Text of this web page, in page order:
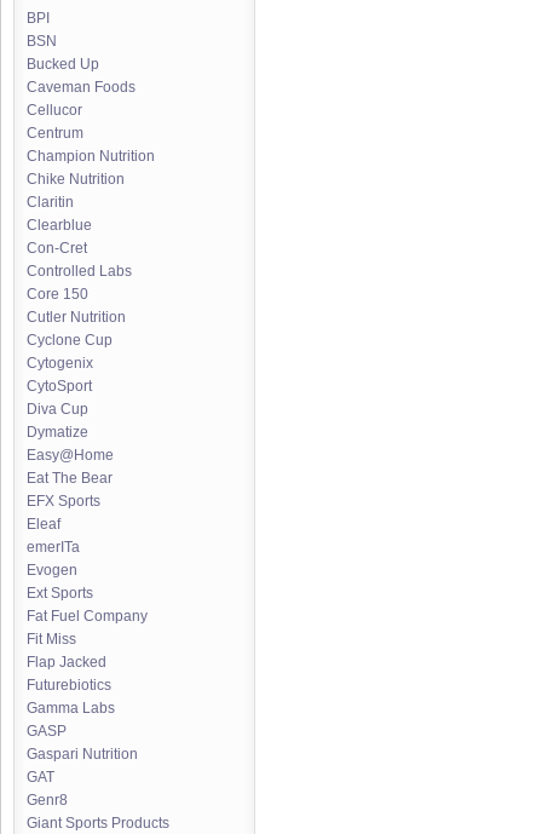
BPI
BSN
Bucked Up
Caveman Foods
Cellucor
Centrum
Champion Nutrition
Chike Nutrition
Claritin
Clearblue
Con-Cret
Controlled Labs
Core 150
Cutler Nutrition
Cyclone Cup
Cytogenix
CytoSport
Diva Cup
Dymatize
Easy@Home
Eat The Bear
EFX Sports
Eleaf
emerITa
Evogen
Ext Sports
Fat Fuel Company
Fit Miss
Flap Jacked
Futurebiotics
Gamma Labs
GASP
Gaspari Nutrition
GAT
Genr8
Giant Sports Products